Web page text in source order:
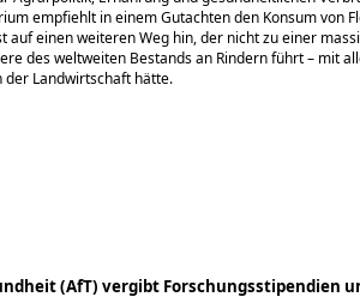
empfiehlt in einem Gutachten den Konsum von
auf einen weiteren Weg hin, der nicht zu einer
des weltweiten Bestands an Rindern führt – mit
der Landwirtschaft hätte.
(AfT) vergibt Forschungsstipendien